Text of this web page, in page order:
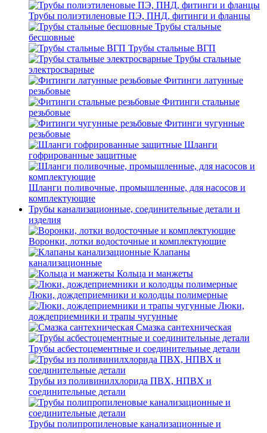
Трубы полиэтиленовые ПЭ, ПНД, фитинги и фланцы
Трубы стальные
бесшовные
Трубы стальные ВГП
Трубы стальные
электросварные
Фитинги латунные
резьбовые
Фитинги стальные
резьбовые
Фитинги чугунные
резьбовые
Шланги
гофрированные защитные
Шланги поливочные, промышленные, для насосов и
комплектующие
Трубы канализационные, соединительные детали и
изделия
Воронки, лотки водосточные и комплектующие
Клапаны
канализационные
Кольца и манжеты
Люки, дождеприемники и колодцы полимерные
Люки,
дождеприемники и трапы чугунные
Смазка сантехническая
Трубы асбестоцементные и соединительные детали
Трубы из поливинилхлорида ПВХ, НПВХ и
соединительные детали
Трубы полипропиленовые канализационные и